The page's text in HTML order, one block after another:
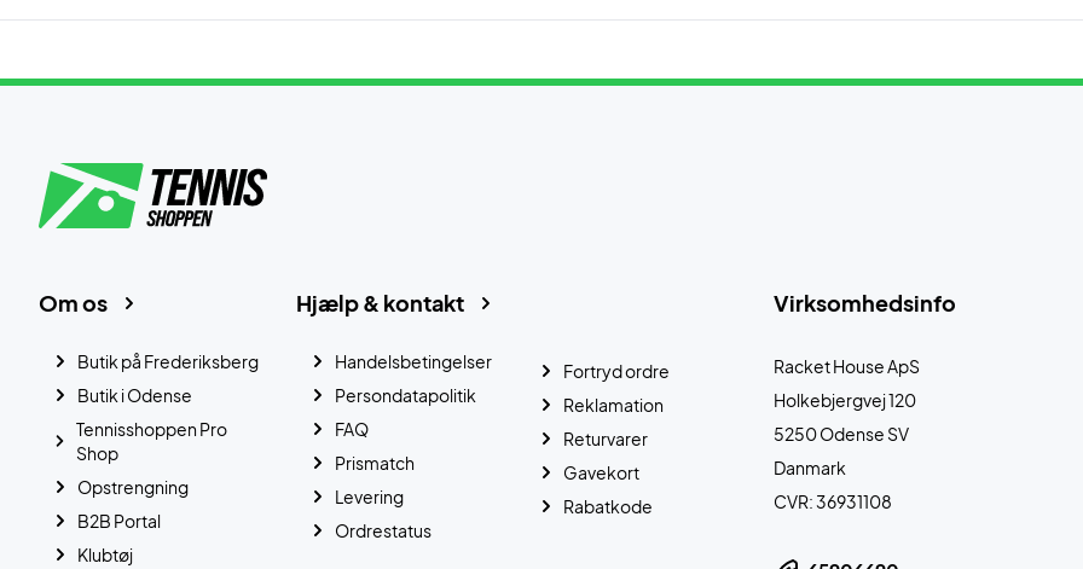
Virksomhedsinfo
Racket House ApS
Holkebjergvej 120
5250 Odense SV
Danmark
CVR: 36931108
Hjælp & kontakt
Handelsbetingelser
Persondatapolitik
FAQ
Prismatch
Levering
Ordrestatus
Fortryd ordre
Reklamation
Returvarer
Gavekort
Rabatkode
Om os
Butik på Frederiksberg
Butik i Odense
Tennisshoppen Pro
Shop
Opstrengning
B2B Portal
Klubtøj